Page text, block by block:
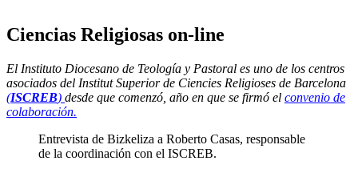
Ciencias Religiosas on-line
El Instituto Diocesano de Teología y Pastoral es uno de los centros
asociados del Institut Superior de Ciencies Religioses de Barcelona
(ISCREB) desde que comenzó, año en que se firmó el convenio de
colaboración.
Entrevista de Bizkeliza a Roberto Casas, responsable
de la coordinación con el ISCREB.